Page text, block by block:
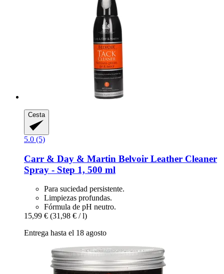
Cesta
5.0 (5)
Carr & Day & Martin Belvoir Leather Cleaner
Spray -​ Step 1, 500 ml
Para suciedad persistente.
Limpiezas profundas.
Fórmula de pH neutro.
15,99 € (31,98 € / l)
Entrega hasta el 18 agosto